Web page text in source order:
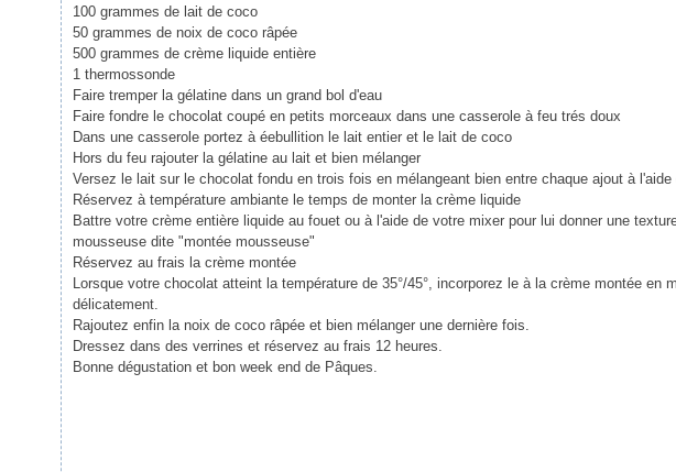
100 grammes de lait de coco
50 grammes de noix de coco râpée
500 grammes de crème liquide entière
1 thermossonde
Faire tremper la gélatine dans un grand bol d'eau
Faire fondre le chocolat coupé en petits morceaux dans une casserole à feu trés doux
Dans une casserole portez à éebullition le lait entier et le lait de coco
Hors du feu rajouter la gélatine au lait et bien mélanger
Versez le lait sur le chocolat fondu en trois fois en mélangeant bien entre chaque ajout à l'aide
Réservez à température ambiante le temps de monter la crème liquide
Battre votre crème entière liquide au fouet ou à l'aide de votre mixer pour lui donner une
mousseuse dite "montée mousseuse"
Réservez au frais la crème montée
Lorsque votre chocolat atteint la température de 35°/45°, incorporez le à la crème montée en
délicatement.
Rajoutez enfin la noix de coco râpée et bien mélanger une dernière fois.
Dressez dans des verrines et réservez au frais 12 heures.
Bonne dégustation et bon week end de Pâques.